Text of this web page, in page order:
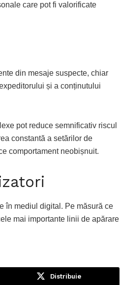
care pot fi valorificate
din mesaje suspecte, chiar
și a conținutului
pot reduce semnificativ riscul
constantă a setărilor de
comportament neobișnuit.
în mediul digital. Pe măsură ce
mai importante linii de apărare
Distribuie